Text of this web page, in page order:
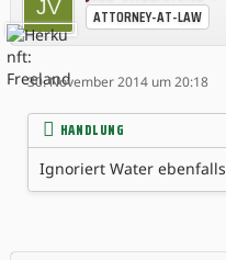
ATTORNEY-AT-LAW
30. November 2014 um 20:18
HANDLUNG
Ignoriert Water ebenfalls